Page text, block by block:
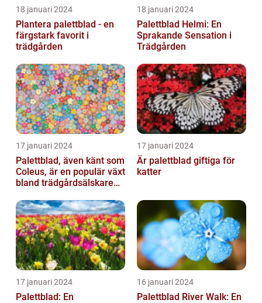
18 januari 2024
Plantera palettblad - en
färgstark favorit i
trädgården
18 januari 2024
Palettblad Helmi: En
Sprakande Sensation i
Trädgården
17 januari 2024
Palettblad, även känt som
Coleus, är en populär växt
bland trädgårdsälskare
17 januari 2024
Är palettblad giftiga för
katter
17 januari 2024
Palettblad: En
16 januari 2024
Palettblad River Walk: En